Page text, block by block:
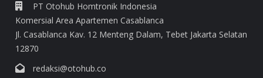
PT Otohub Homtronik Indonesia
Komersial Area Apartemen Casablanca
Jl. Casablanca Kav. 12 Menteng Dalam, Tebet Jakarta Selatan
12870
redaksi@otohub.co